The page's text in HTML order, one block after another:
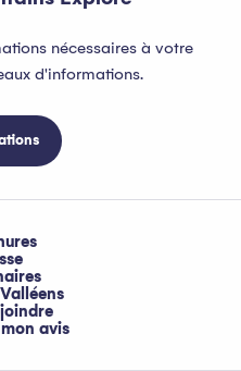
nécessaires à votre
d'informations.
avis